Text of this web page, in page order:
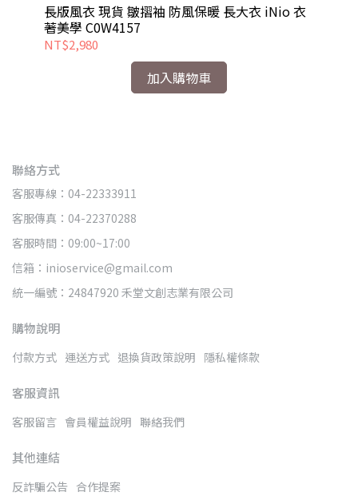
長版風衣 現貨 皺摺袖 防風保暖 長大衣 iNio 衣
著美學 C0W4157
NT$2,980
加入購物車
聯絡方式
客服專線：04-22333911
客服傳真：04-22370288
客服時間：09:00~17:00
信箱：inioservice@gmail.com
統一編號：24847920 禾堂文創志業有限公司
購物說明
付款方式 運送方式 退換貨政策說明 隱私權條款
客服資訊
客服留言 會員權益說明 聯絡我們
其他連結
反詐騙公告 合作提案